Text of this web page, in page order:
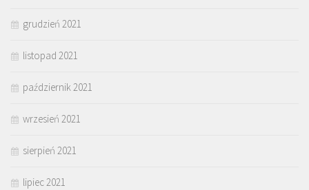
grudzień 2021
listopad 2021
październik 2021
wrzesień 2021
sierpień 2021
lipiec 2021